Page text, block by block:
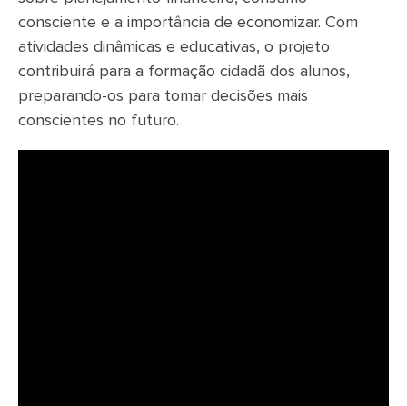
consciente e a importância de economizar. Com
atividades dinâmicas e educativas, o projeto
contribuirá para a formação cidadã dos alunos,
preparando-os para tomar decisões mais
conscientes no futuro.